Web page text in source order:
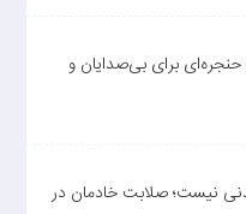
برای بی‌صدایان و
نیست؛ صلابت خادمان در